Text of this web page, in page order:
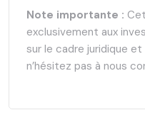
Note importante :
exclusivement aux
sur le cadre juridique
n’hésitez pas à nous